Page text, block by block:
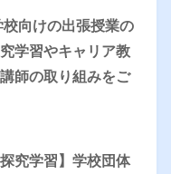
校向けの出張授業の
学習やキャリア教
師の取り組みをご
究学習】学校団体